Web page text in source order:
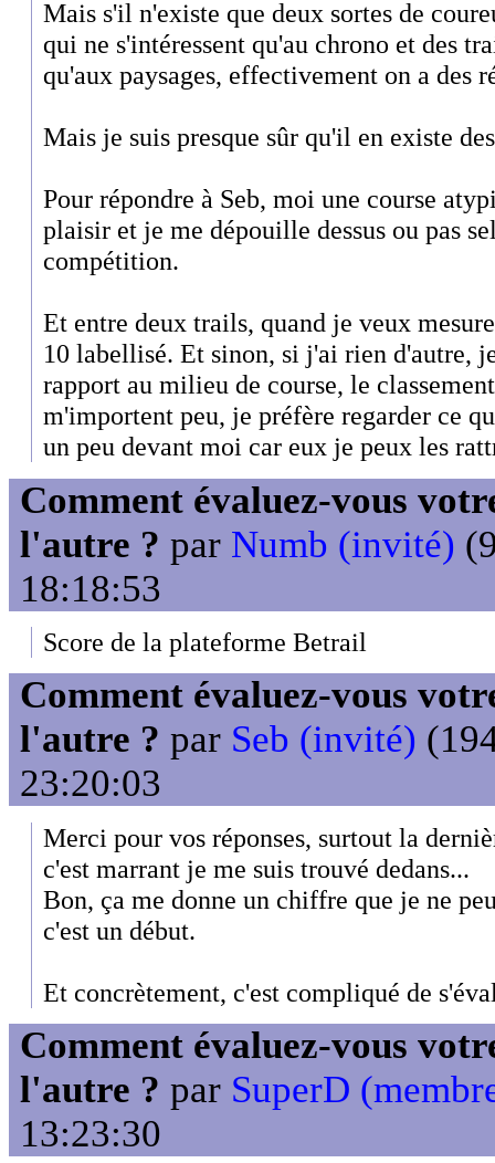
Mais s'il n'existe que deux sortes de
qui ne s'intéressent qu'au chrono et des
qu'aux paysages, effectivement on a des
Mais je suis presque sûr qu'il en existe
Pour répondre à Seb, moi une course
plaisir et je me dépouille dessus ou pas
compétition.
Et entre deux trails, quand je veux
10 labellisé. Et sinon, si j'ai rien d'autre,
rapport au milieu de course, le
m'importent peu, je préfère regarder ce
un peu devant moi car eux je peux les
Comment évaluez-vous
l'autre ? par Numb (invité)
18:18:53
Score de la plateforme Betrail
Comment évaluez-vous
l'autre ? par Seb (invité)
23:20:03
Merci pour vos réponses, surtout la
c'est marrant je me suis trouvé dedans...
Bon, ça me donne un chiffre que je ne
c'est un début.
Et concrètement, c'est compliqué de
Comment évaluez-vous
l'autre ? par SuperD
13:23:30